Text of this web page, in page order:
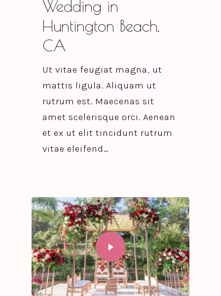
Wedding in
Huntington Beach,
CA
Ut vitae feugiat magna, ut
mattis ligula. Aliquam ut
rutrum est. Maecenas sit
amet scelerisque orci. Aenean
et ex ut elit tincidunt rutrum
vitae eleifend…